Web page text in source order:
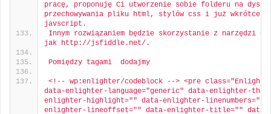
pracę, proponuję Ci utworzenie sobie folderu na dysku
przechowywania pliku html, stylów css i już wkrótce
javscript.
Innym rozwiązaniem będzie skorzystanie z narzędzi
jak http://jsfiddle.net/.
Pomiędzy tagami  dodajmy
<!-- wp:enlighter/codeblock --> <pre
data-enlighter-language="generic" data-enlighter-
enlighter-highlight="" data-enlighter-linenumbers=""
enlighter-lineoffset="" data-enlighter-title="" data-